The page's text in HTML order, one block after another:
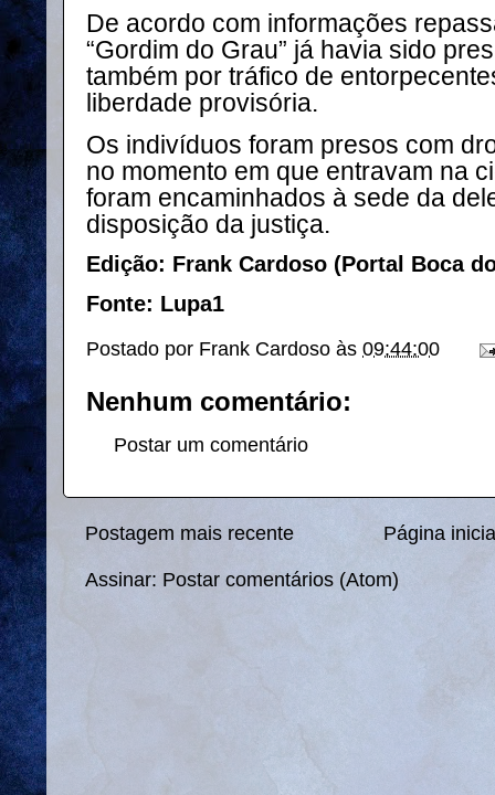
De acordo com informações
“Gordim do Grau” já havia sido
também por tráfico de
liberdade provisória.
Os indivíduos foram presos com
no momento em que entravam na
foram encaminhados à sede da
disposição da justiça.
Edição: Frank Cardoso (Portal Boca
Fonte: Lupa1
Postado por Frank Cardoso às 09:44:00
Nenhum comentário:
Postar um comentário
Postagem mais recente Página
Assinar: Postar comentários (Atom)